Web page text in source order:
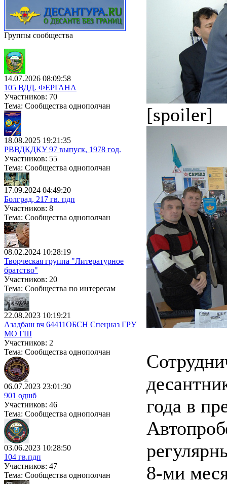
Группы сообщества
14.07.2026 08:09:58
105 ВДД. ФЕРГАНА
Участников: 70
Тема: Сообщества однополчан
18.08.2025 19:21:35
РВВДКДКУ 97 выпуск, 1978 год.
Участников: 55
Тема: Сообщества однополчан
17.09.2024 04:49:20
Болград, 217 гв. пдп
Участников: 8
Тема: Сообщества однополчан
08.02.2024 10:28:19
Творческая группа "Литературное
братство"
Участников: 20
Тема: Сообщества по интересам
22.08.2023 10:19:21
Азадбаш вч 64411ОБСН Спецназ ГРУ
МО ГШ
Участников: 2
Тема: Сообщества однополчан
06.07.2023 23:01:30
901 одшб
Участников: 46
Тема: Сообщества однополчан
03.06.2023 10:28:50
104 гв.пдп
Участников: 47
Тема: Сообщества однополчан
[spoiler]
года в
8-ми